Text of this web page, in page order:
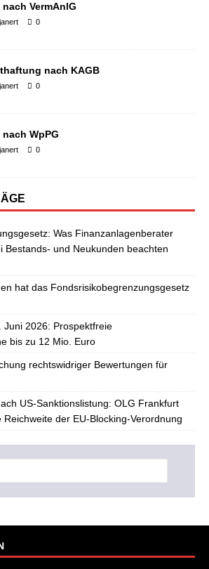
VermAnlG
0
nach KAGB
0
WpPG
0
Was Finanzanlagenberater
Bestands- und Neukunden beachten
hat das Fondsrisikobegrenzungsgesetz
Juni 2026: Prospektfreie
bis zu 12 Mio. Euro
rechtswidriger Bewertungen für
US-Sanktionslistung: OLG Frankfurt
der EU-Blocking-Verordnung